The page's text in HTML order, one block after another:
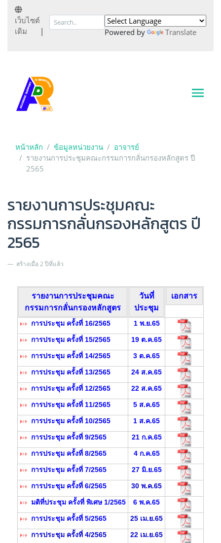
เว็บไซต์
เดิม
| Powered by Translate
หน้าหลัก ข้อมูลหน่วยงาน
อาจารย์
รายงานการประชุมคณะกรรมการกลั่นกรองหลักสูตร ปี
2565
รายงานการประชุมคณะ
กรรมการกลั่นกรองหลักสูตร ปี
2565
สร้างเมื่อ 2 ปีที่แล้ว
รายงานการประชุมคณะ
กรรมการกลั่นกรองหลักสูตร
วันที่
ประชุม
เอกสาร
การประชุม ครั้งที่ 16/2565 1 พ.ย.65
การประชุม ครั้งที่ 15/2565 19 ต.ค.65
การประชุม ครั้งที่ 14/2565 3 ต.ค.65
การประชุม ครั้งที่ 13/2565 24 ส.ค.65
การประชุม ครั้งที่ 12/2565 22 ส.ค.65
การประชุม ครั้งที่ 11/2565 5 ส.ค.65
การประชุม ครั้งที่ 10/2565 1 ส.ค.65
การประชุม ครั้งที่ 9/2565 21 ก.ค.65
การประชุม ครั้งที่ 8/2565 4 ก.ค.65
การประชุม ครั้งที่ 7/2565 27 มิ.ย.65
การประชุม ครั้งที่ 6/2565 30 พ.ค.65
มติที่ประชุม ครั้งที่ พิเศษ 1/2565 6 พ.ค.65
การประชุม ครั้งที่ 5/2565 25 เม.ย.65
การประชุม ครั้งที่ 4/2565 22 เม.ย.65